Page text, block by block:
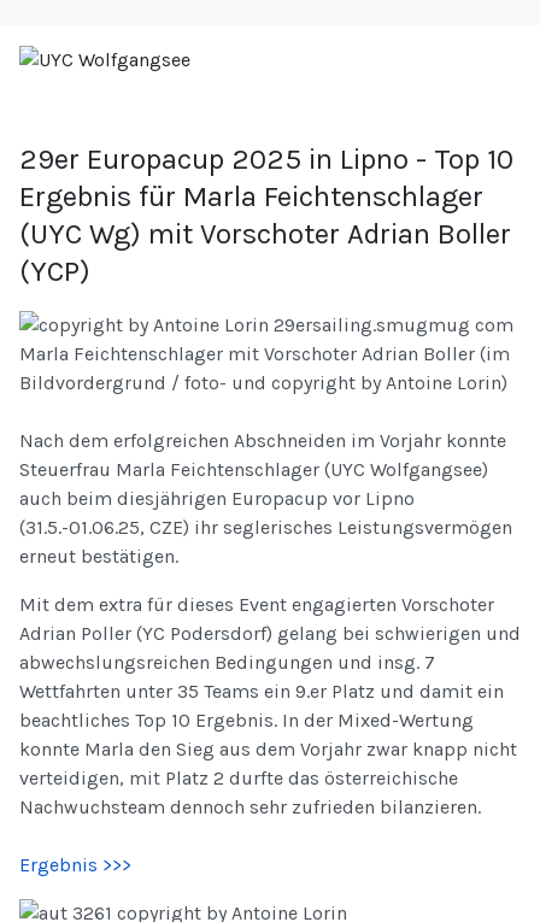
29er Europacup 2025 in Lipno - Top 10
Ergebnis für Marla Feichtenschlager
(UYC Wg) mit Vorschoter Adrian Boller
(YCP)
Marla Feichtenschlager mit Vorschoter Adrian Boller (im
Bildvordergrund / foto- und copyright by Antoine Lorin)
Nach dem erfolgreichen Abschneiden im Vorjahr konnte
Steuerfrau Marla Feichtenschlager (UYC Wolfgangsee)
auch beim diesjährigen Europacup vor Lipno
(31.5.-01.06.25, CZE) ihr seglerisches Leistungsvermögen
erneut bestätigen.
Mit dem extra für dieses Event engagierten Vorschoter
Adrian Poller (YC Podersdorf) gelang bei schwierigen und
abwechslungsreichen Bedingungen und insg. 7
Wettfahrten unter 35 Teams ein 9.er Platz und damit ein
beachtliches Top 10 Ergebnis. In der Mixed-Wertung
konnte Marla den Sieg aus dem Vorjahr zwar knapp nicht
verteidigen, mit Platz 2 durfte das österreichische
Nachwuchsteam dennoch sehr zufrieden bilanzieren.
Ergebnis >>>